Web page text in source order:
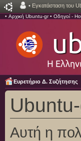
• Εγκατάσταση του
• Αρχική Ubuntu-gr• Οδηγοί -
Ευρετήριο Δ. Συζήτησης
Αυτή η